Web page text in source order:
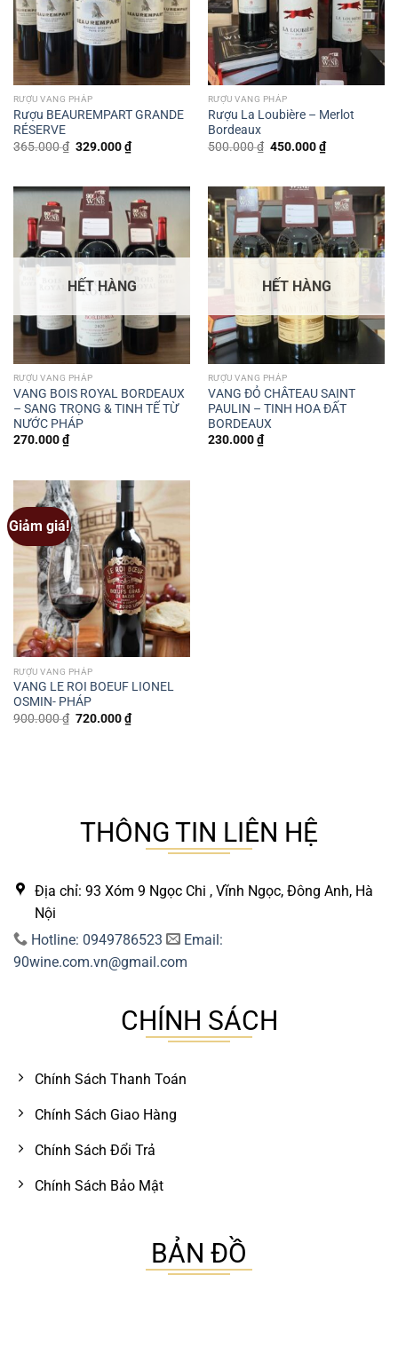
RƯỢU VANG PHÁP
Rượu BEAUREMPART GRANDE
RÉSERVE
365.000₫ Giá
329.000₫Giá
hiện
329.000 ₫.
RƯỢU VANG PHÁP
Rượu La Loubière – Merlot
Bordeaux
500.000₫ Giá
450.000₫Giá
hiện
450.000 ₫.
HẾT HÀNG
RƯỢU VANG PHÁP
VANG BOIS ROYAL BORDEAUX
– SANG TRỌNG & TINH TẾ TỪ
NƯỚC PHÁP
270.000₫
HẾT HÀNG
RƯỢU VANG PHÁP
VANG ĐỎ CHÂTEAU SAINT
PAULIN – TINH HOA ĐẤT
BORDEAUX
230.000₫
Giảm giá!
RƯỢU VANG PHÁP
VANG LE ROI BOEUF LIONEL
OSMIN- PHÁP
900.000₫ Giá
720.000₫Giá
hiện
THÔNG TIN LIÊN HỆ
Địa chỉ: 93 Xóm 9 Ngọc Chi , Vĩnh Ngọc, Đông Anh, Hà
Nội
Hotline: 0949786523
Email:
90wine.com.vn@gmail.com
CHÍNH SÁCH
Chính Sách Thanh Toán
Chính Sách Giao Hàng
Chính Sách Đổi Trả
Chính Sách Bảo Mật
BẢN ĐỒ